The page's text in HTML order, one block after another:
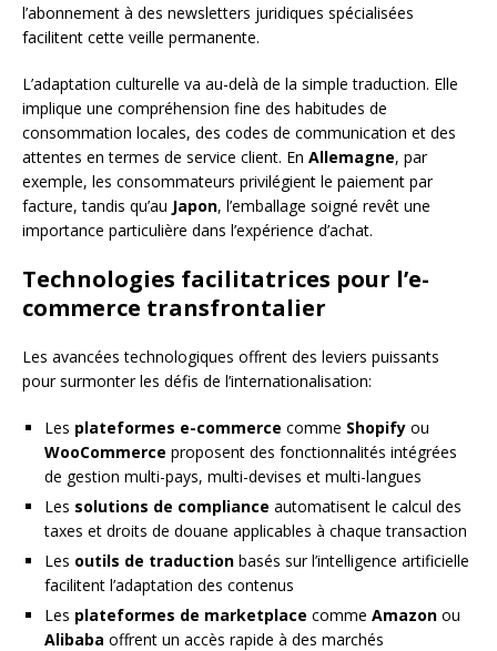
l’abonnement à des newsletters juridiques spécialisées
facilitent cette veille permanente.
L’adaptation culturelle va au-delà de la simple traduction. Elle
implique une compréhension fine des habitudes de
consommation locales, des codes de communication et des
attentes en termes de service client. En Allemagne, par
exemple, les consommateurs privilégient le paiement par
facture, tandis qu’au Japon, l’emballage soigné revêt une
importance particulière dans l’expérience d’achat.
Technologies facilitatrices pour l’e-
commerce transfrontalier
Les avancées technologiques offrent des leviers puissants
pour surmonter les défis de l’internationalisation:
Les plateformes e-commerce comme Shopify ou
WooCommerce proposent des fonctionnalités intégrées
de gestion multi-pays, multi-devises et multi-langues
Les solutions de compliance automatisent le calcul des
taxes et droits de douane applicables à chaque transaction
Les outils de traduction basés sur l’intelligence artificielle
facilitent l’adaptation des contenus
Les plateformes de marketplace comme Amazon ou
Alibaba offrent un accès rapide à des marchés